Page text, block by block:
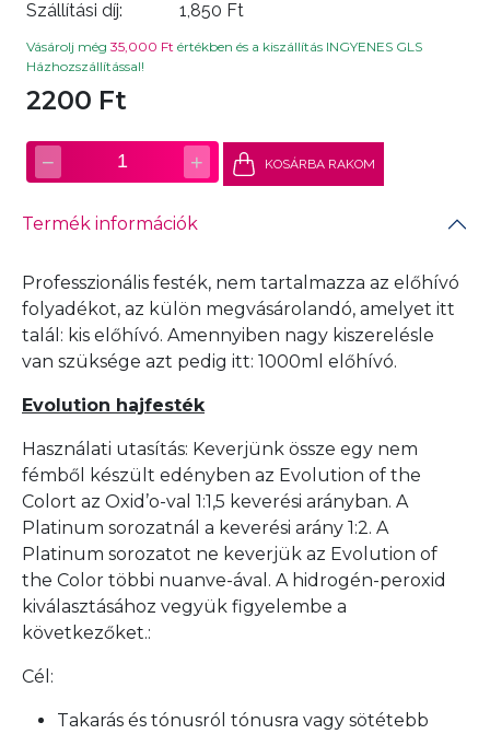
Szállítási díj: 1,850 Ft
Vásárolj még 35,000 Ft értékben és a kiszállítás INGYENES GLS
Házhozszállítással!
2200 Ft
− 1 + KOSÁRBA RAKOM
Termék információk
Professzionális festék, nem tartalmazza az előhívó
folyadékot, az külön megvásárolandó, amelyet itt
talál: kis előhívó. Amennyiben nagy kiszerelésle
van szüksége azt pedig itt: 1000ml előhívó.
Evolution hajfesték
Használati utasítás: Keverjünk össze egy nem
fémből készült edényben az Evolution of the
Colort az Oxid’o-val 1:1,5 keverési arányban. A
Platinum sorozatnál a keverési arány 1:2. A
Platinum sorozatot ne keverjük az Evolution of
the Color többi nuanve-ával. A hidrogén-peroxid
kiválasztásához vegyük figyelembe a
következőket.:
Cél:
Takarás és tónusról tónusra vagy sötétebb